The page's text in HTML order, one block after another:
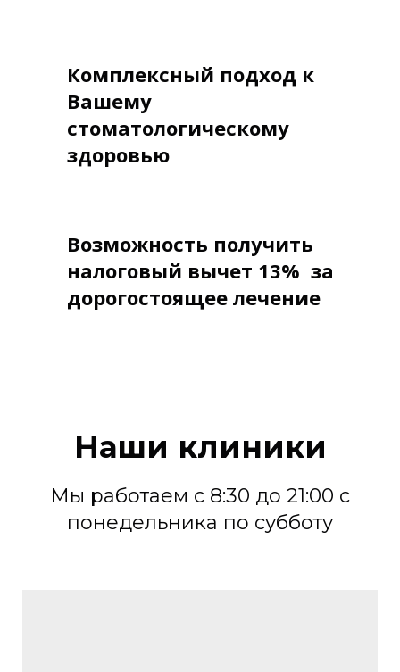
Комплексный подход к
Вашему
стоматологическому
здоровью
Возможность получить
налоговый вычет 13% за
дорогостоящее лечение
Наши клиники
Мы работаем с 8:30 до 21:00 с
понедельника по субботу